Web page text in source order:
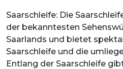
Saarschleife: Die
der bekanntesten
Saarlands und bietet
Saarschleife und die
Entlang der Saarschleife